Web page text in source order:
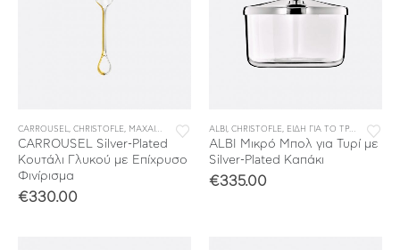
CARROUSEL, CHRISTOFLE, ΜΑΧΑΙΡΟΠΙΡΟΥΝΑ ,ΜΕΜΟΝΩΜΕΝΑ ΜΑΧΑΙΡΟΠΙΡΟΥΝΑ ,
CARROUSEL Silver-Plated
Κουτάλι Γλυκού με Επίχρυσο
Φινίρισμα
€330.00
ALBI , CHRISTOFLE, ΕΙΔΗ ΓΙΑ ΤΟ ΤΡΑΠΕΖΙ & ΤΗΝ ΚΟΥΖΙΝΑ
ALBI Μικρό Μπολ για Τυρί με
Silver-Plated Καπάκι
€335.00